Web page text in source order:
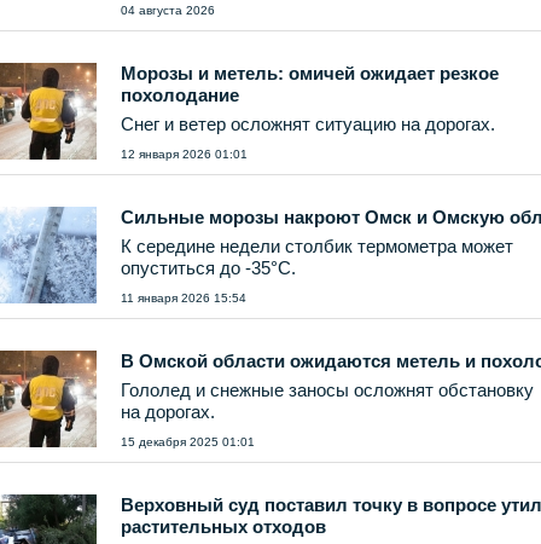
04 августа 2026
Морозы и метель: омичей ожидает резкое
похолодание
Снег и ветер осложнят ситуацию на дорогах.
12 января 2026 01:01
Сильные морозы накроют Омск и Омскую
К середине недели столбик термометра может
опуститься до -35°C.
11 января 2026 15:54
В Омской области ожидаются метель и
Гололед и снежные заносы осложнят обстановку
на дорогах.
15 декабря 2025 01:01
Верховный суд поставил точку в вопросе
растительных отходов